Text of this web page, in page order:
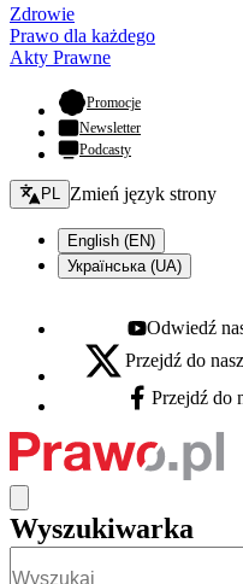
Zdrowie
Prawo dla każdego
Akty Prawne
Promocje- otwiera się w
Newsletter
Podcasty
Zmień język - bieżący:
PL Zmień język strony
English (EN)
Українська (UA)
Youtube - otwiera
Odwiedź
X - otwiera się w nowej
Przejdź do
Facebook - otwiera
Przejdź do
Wyszukiwarka